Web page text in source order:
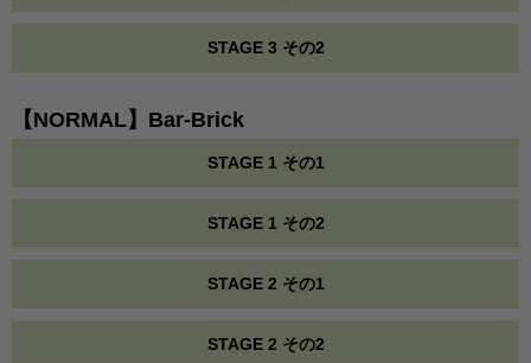
STAGE 3 その2
【NORMAL】Bar-Brick
STAGE 1 その1
STAGE 1 その2
STAGE 2 その1
STAGE 2 その2